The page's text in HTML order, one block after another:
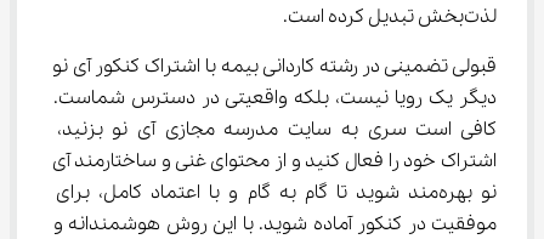
لذت‌بخش تبدیل کرده است.
قبولی تضمینی در رشته کاردانی بیمه با اشتراک کنکور آی نو
دیگر یک رویا نیست، بلکه واقعیتی در دسترس شماست.
کافی است سری به سایت مدرسه مجازی آی نو بزنید،
اشتراک خود را فعال کنید و از محتوای غنی و ساختارمند آی
نو بهره‌مند شوید تا گام به گام و با اعتماد کامل، برای
موفقیت در کنکور آماده شوید. با این روش هوشمندانه و